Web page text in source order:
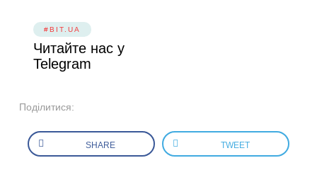
#BIT.UA
Читайте нас у
Telegram
Поділитися:
SHARE TWEET